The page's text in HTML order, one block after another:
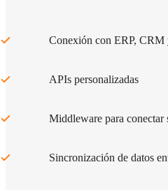
Conexión con ERP, CRM
APIs personalizadas
Middleware para conectar
Sincronización de datos